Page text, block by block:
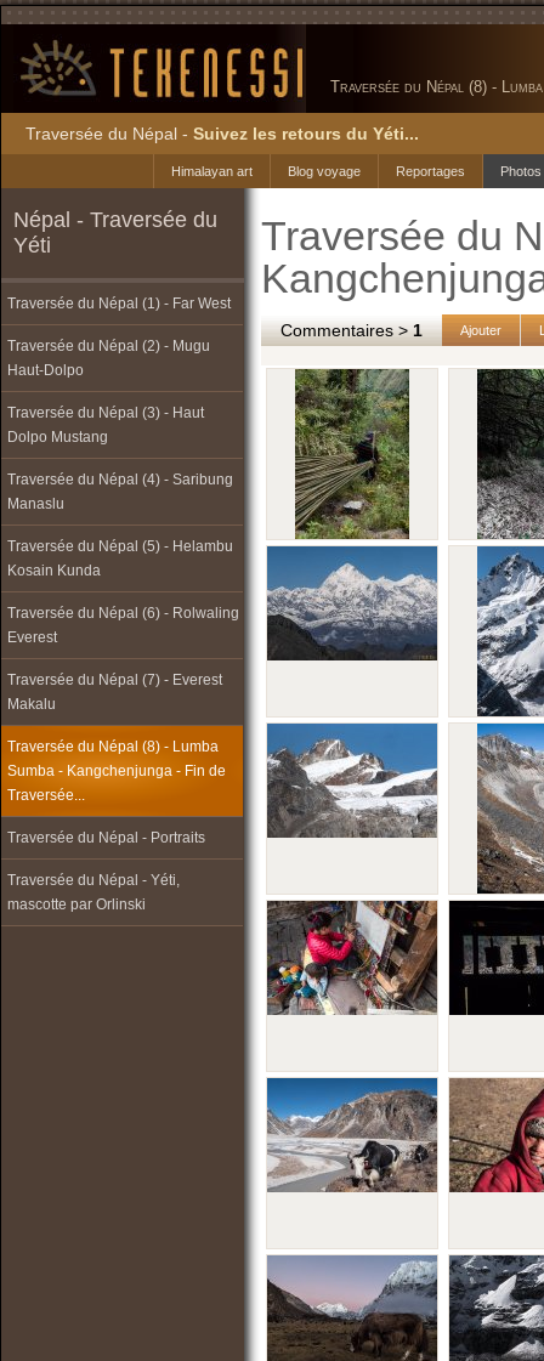
Traversée du Népal (8) -
Traversée du Népal - Suivez les retours du Yéti...
Photos
Reportages
Blog voyage
Himalayan art
Népal - Traversée du
Yéti
Traversée du Népal (1) - Far West
Traversée du Népal (2) - Mugu
Haut-Dolpo
Traversée du Népal (3) - Haut
Dolpo Mustang
Traversée du Népal (4) - Saribung
Manaslu
Traversée du Népal (5) - Helambu
Kosain Kunda
Traversée du Népal (6) - Rolwaling
Everest
Traversée du Népal (7) - Everest
Makalu
Traversée du Népal (8) - Lumba
Sumba - Kangchenjunga - Fin de
Traversée...
Traversée du Népal - Portraits
Traversée du Népal - Yéti,
mascotte par Orlinski
Traversée du
Commentaires >1 Ajouter